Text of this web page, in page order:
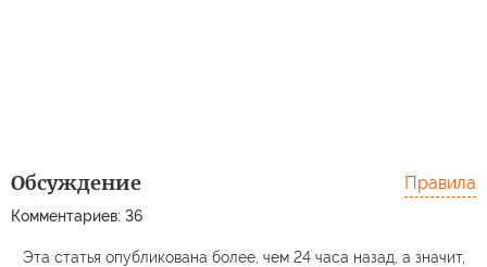
Обсуждение
Комментариев: 36
Правила
Эта статья опубликована более, чем 24 часа назад, а значит,